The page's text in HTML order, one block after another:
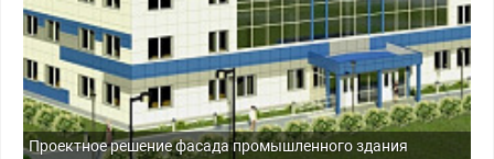
Проектное решение фасада промышленного здания